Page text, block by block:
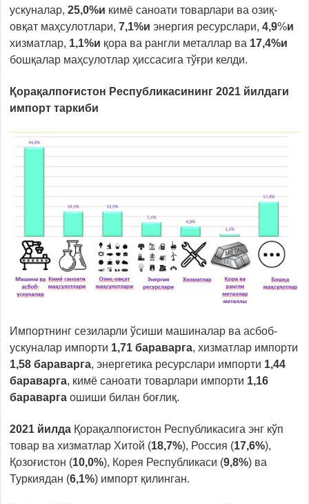
ускуналар, 25,0%и кимё саноати товарлари ва озиқ-
овқат маҳсулотлари, 7,1%и энергия ресурслари, 4,9%и
хизматлар, 1,1%и қора ва рангли металлар ва 17,4%и
бошқалар маҳсулотлар ҳиссасига тўғри келди.
Қорақалпоғистон Республикасининг 2021 йилдаги
импорт таркиби
Импортнинг сезиларли ўсиши машиналар ва асбоб-
ускуналар импорти 1,71 бараварга, хизматлар импорти
1,58 бараварга, энергетика ресурслари импорти 1,44
бараварга, кимё саноати товарлари импорти 1,16
бараварга ошиши билан боғлиқ.
2021 йилда Қорақалпоғистон Республикасига энг кўп
товар ва хизматлар Хитой (18,7%), Россия (17,6%),
Қозоғистон (10,0%), Корея Республикаси (9,8%) ва
Туркиядан (6,1%) импорт қилинган.